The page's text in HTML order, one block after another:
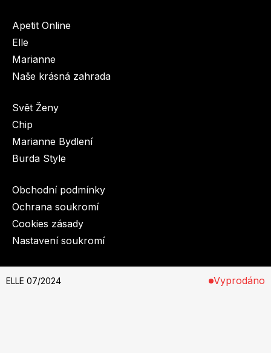
ELLE 07/2024 Vyprodáno
Apetit Online
Elle
Marianne
Naše krásná zahrada
Svět Ženy
Chip
Marianne Bydlení
Burda Style
Obchodní podmínky
Ochrana soukromí
Cookies zásady
Nastavení soukromí